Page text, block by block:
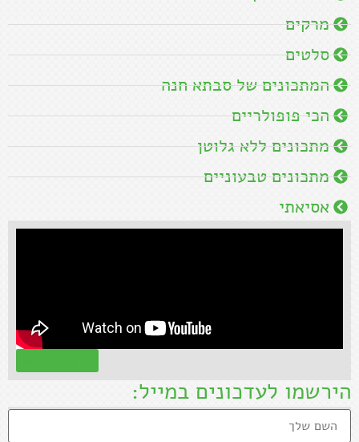
מרקים
סלטים
המתכונים של סבתא חנה
הכי פופולריים
מתכונים ללא גלוטן
מתכונים טבעוניים
אסיאתי
הירשמו לעדכונים במייל: